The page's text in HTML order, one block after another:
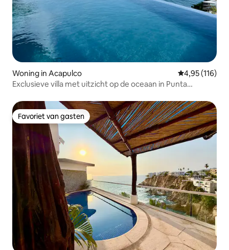
Woning in Acapulco Gemiddelde
4,95 (116)
Exclusieve villa met uitzicht op de oceaan in Punta
Favoriet van gasten
Favoriet van gasten